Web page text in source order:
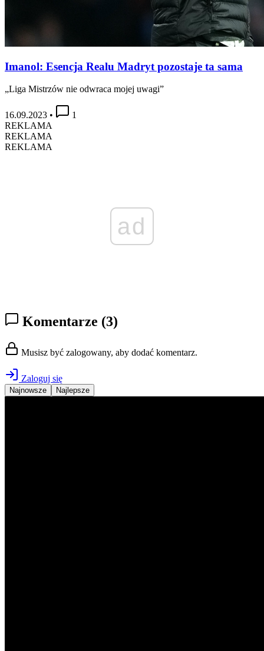
Imanol: Esencja Realu Madryt pozostaje ta sama
„Liga Mistrzów nie odwraca mojej uwagi”
16.09.2023 •
1
REKLAMA
REKLAMA
REKLAMA
ad
Komentarze (3)
Musisz być zalogowany, aby dodać komentarz.
Zaloguj się
Najnowsze Najlepsze